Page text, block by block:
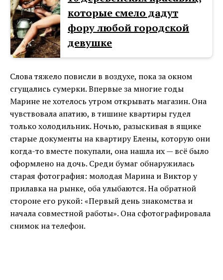
которые смело дадут
фору любой городской
девушке
Слова тяжело повисли в воздухе, пока за окном
сгущались сумерки. Впервые за многие годы
Марине не хотелось утром открывать магазин. Она
чувствовала апатию, в тишине квартиры гудел
только холодильник. Ночью, разыскивая в ящике
старые документы на квартиру Елены, которую они
когда-то вместе покупали, она нашла их — всё было
оформлено на дочь. Среди бумаг обнаружилась
старая фотография: молодая Марина и Виктор у
прилавка на рынке, оба улыбаются. На обратной
стороне его рукой: «Первый день знакомства и
начала совместной работы». Она сфотографировала
снимок на телефон.